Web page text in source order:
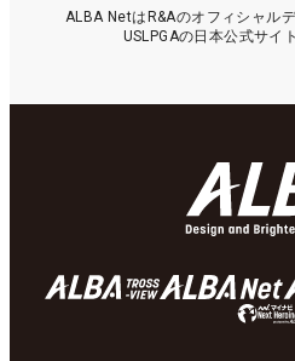
ALBA NetはR&Aのオフィシャル
USLPGAの日本公式サイ